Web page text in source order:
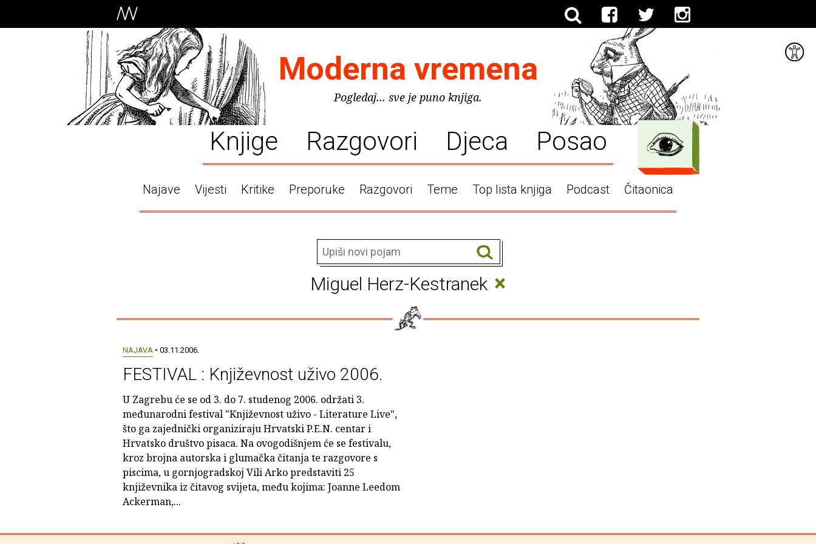
Moderna vremena
Pogledaj... sve je puno knjiga.
Knjige Razgovori Djeca Posao
Najave Vijesti Kritike Preporuke Razgovori Teme Top lista knjiga Podcast Čitaonica
Miguel Herz-Kestranek ×
NAJAVA• 03.11.2006.
FESTIVAL : Književnost uživo 2006.
U Zagrebu će se od 3. do 7. studenog 2006. održati 3.
međunarodni festival "Književnost uživo - Literature Live",
što ga zajednički organiziraju Hrvatski P.E.N. centar i
Hrvatsko društvo pisaca. Na ovogodišnjem će se festivalu,
kroz brojna autorska i glumačka čitanja te razgovore s
piscima, u gornjogradskoj Vili Arko predstaviti 25
književnika iz čitavog svijeta, među kojima: Joanne Leedom
Ackerman,...